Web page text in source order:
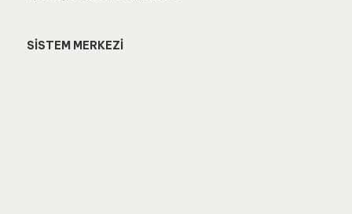
SİSTEM MERKEZİ